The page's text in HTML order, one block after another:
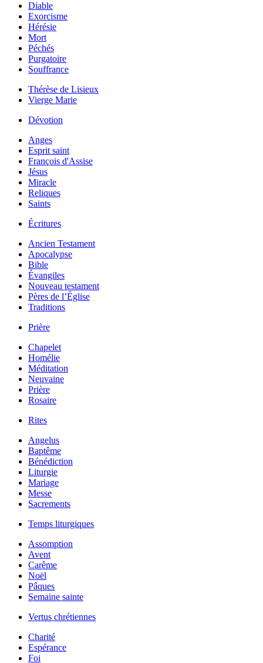
Diable
Exorcisme
Hérésie
Mort
Péchés
Purgatoire
Souffrance
Thérèse de Lisieux
Vierge Marie
Dévotion
Anges
Esprit saint
François d'Assise
Jésus
Miracle
Reliques
Saints
Écritures
Ancien Testament
Apocalypse
Bible
Évangiles
Nouveau testament
Pères de l’Église
Traditions
Prière
Chapelet
Homélie
Méditation
Neuvaine
Prière
Rosaire
Rites
Angelus
Baptême
Bénédiction
Liturgie
Mariage
Messe
Sacrements
Temps liturgiques
Assomption
Avent
Carême
Noël
Pâques
Semaine sainte
Vertus chrétiennes
Charité
Espérance
Foi